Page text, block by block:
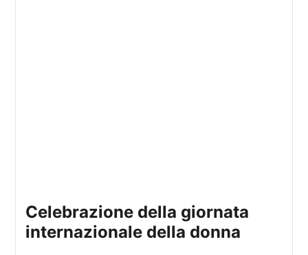
celebrazione della giornata
internazionale della donna